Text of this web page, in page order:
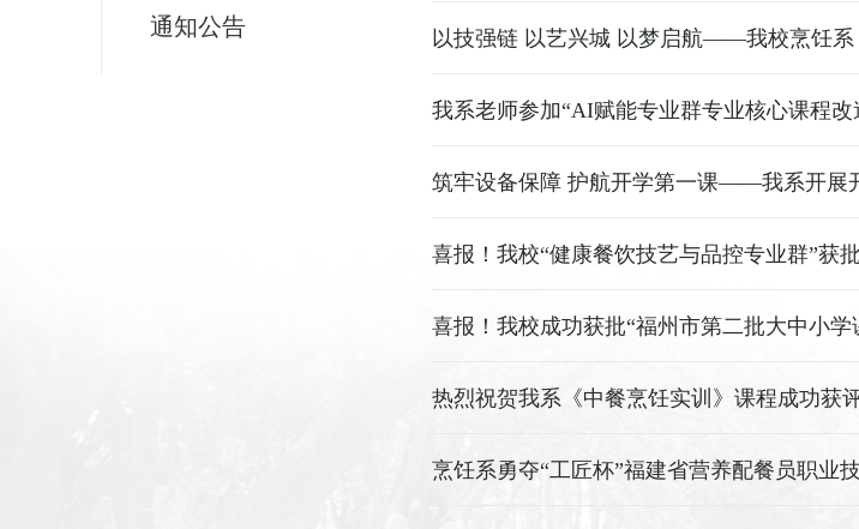
通知公告 以技强链 以艺兴城 以梦启航——我校烹饪系
我系老师参加“AI赋能专业群专业核心课程改
筑牢设备保障 护航开学第一课——我系开展
喜报！我校“健康餐饮技艺与品控专业群”获
喜报！我校成功获批“福州市第二批大中小
热烈祝贺我系《中餐烹饪实训》课程成功获
烹饪系勇夺“工匠杯”福建省营养配餐员职业